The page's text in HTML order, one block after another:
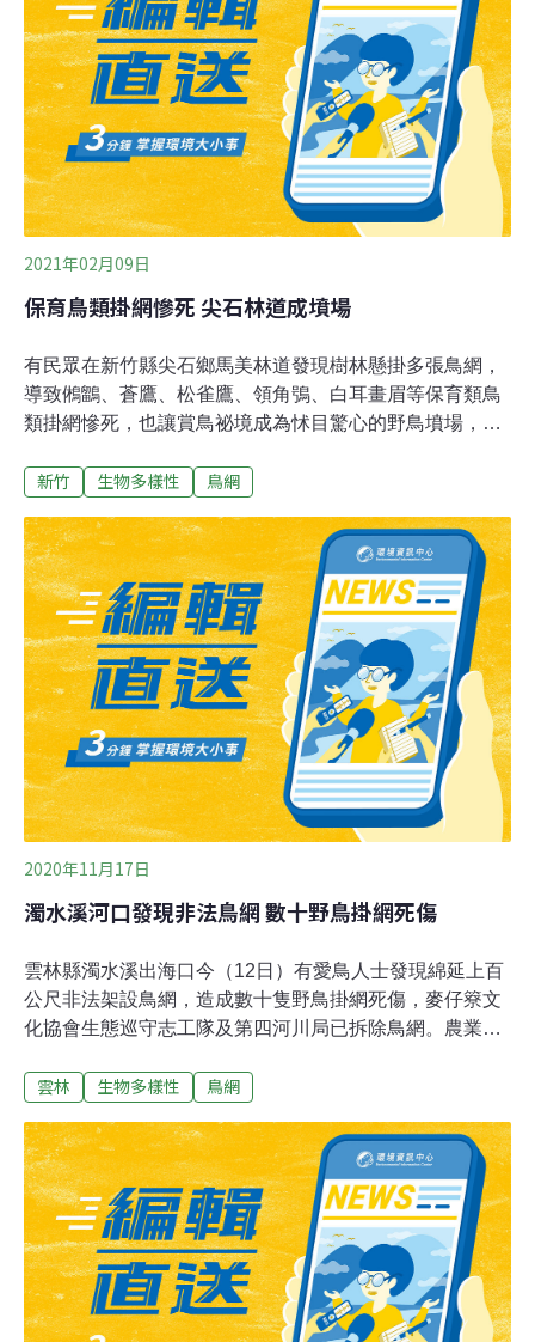
這是有著豐富野生動物救傷經驗的曾翌碩最為擔心的事，
因此，每當他接到飛行管制室人員通知，發現有草鴞中網
時，總是立即趕赴現場，以求掌握最佳的黃金救援時間。
「我曾經一天三趟，趕往屏東機場搶救草鴞。」家住台南
的曾翌碩說，那天他才剛剛進門，連椅子都還沒來得及坐
熱，就接到救援電話，又得馬上趕著出門了，因為他認為
2021年02月09日
保育鳥類掛網慘死 尖石林道成墳場
有民眾在新竹縣尖石鄉馬美林道發現樹林懸掛多張鳥網，
導致鵂鶹、蒼鷹、松雀鷹、領角鴞、白耳畫眉等保育類鳥
類掛網慘死，也讓賞鳥祕境成為怵目驚心的野鳥墳場，縣
由警方加強巡查，緝拿破壞生態的兇手。愛鳥人士說，隱
觸，越掙扎越掙脫不開。由於馬美林道四周山域相當偏僻
且人煙稀少，也不是賽鴿的飛行路線，無法理解在此架設
陷阱的動機。新竹縣農業處研判，架設陷阱可能要捕捉野
生動物販售牟利，已派員拆除，並轉請保七總隊及橫山分
局加強巡邏。農業處表示，民眾若因野生動物危及生命或
危害財產，可通報農政單位協助以人道方式驅趕，若未經
許可獵捕、宰殺保育類野生動物，依《野生動物保育法》
規定可處6月至5年以下有期徒刑，併科20萬至100萬元罰
金。
新竹 生物多樣性 鳥網
2020年11月17日
濁水溪河口發現非法鳥網 數十野鳥掛網死傷
雲林縣濁水溪出海口今（12日）有愛鳥人士發現綿延上百
公尺非法架設鳥網，造成數十隻野鳥掛網死傷，麥仔簝文
化協會生態巡守志工隊及第四河川局已拆除鳥網。農業處
徒刑、得併科100萬元罰金。麥仔簝文化協會理事長吳明
南岸有人架設鳥網，已有不少野鳥掛網死傷，協會立即通
報雲林縣農業處、第四河川局及志工前往查看，發現包括
反嘴鴴、小環頸鴴、赤頸鴨等候鳥掛網死亡，另外，有尖
尾鴨、琵嘴鴨、田鷸等掛網掙扎，立即當場解救後野放，
並拆除鳥網。
雲林 生物多樣性 鳥網